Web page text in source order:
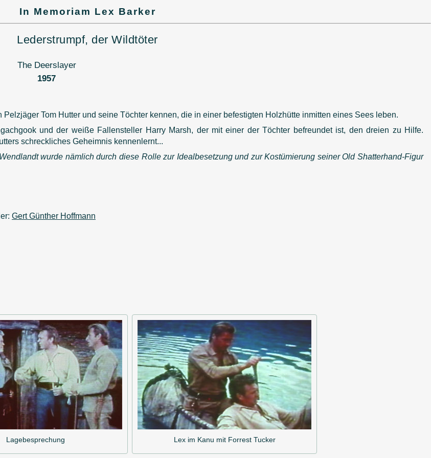
In Memoriam Lex Barker
Lederstrumpf, der Wildtöter
The Deerslayer
1957
Tom Hutter und seine Töchter kennen, die in einer befestigten Holzhütte inmitten eines Sees leben.
und der weiße Fallensteller Harry Marsh, der mit einer der Töchter befreundet ist, den dreien zu Hilfe.
schreckliches Geheimnis kennenlernt...
wurde nämlich durch diese Rolle zur Idealbesetzung und zur Kostümierung seiner Old Shatterhand-Figur
Gert Günther Hoffmann
Lagebesprechung Lex im Kanu mit Forrest Tucker